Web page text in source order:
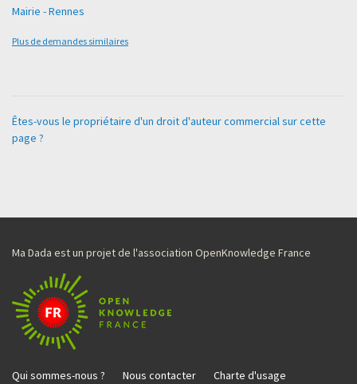
Mairie - Rennes
Plus de demandes similaires
Êtes-vous le propriétaire d'un droit d'auteur commercial sur cette
page ?
Ma Dada est un projet de l'association OpenKnowledge France
Qui sommes-nous ? Nous contacter Charte d'usage